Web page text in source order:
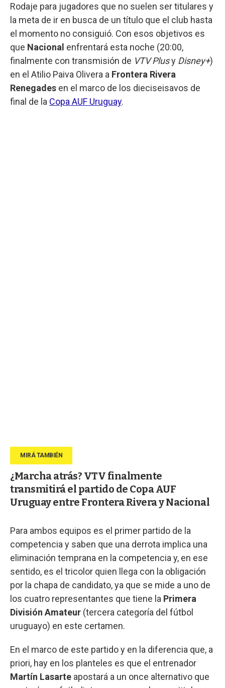
Rodaje para jugadores que no suelen ser titulares y
la meta de ir en busca de un título que el club hasta
el momento no consiguió. Con esos objetivos es
que Nacional enfrentará esta noche (20:00,
finalmente con transmisión de VTV Plusy Disney+)
en el Atilio Paiva Olivera a Frontera Rivera
Renegades en el marco de los dieciseisavos de
final de la Copa AUF Uruguay.
¿Marcha atrás? VTV finalmente
transmitirá el partido de Copa AUF
Uruguay entre Frontera Rivera y Nacional
Para ambos equipos es el primer partido de la
competencia y saben que una derrota implica una
eliminación temprana en la competencia y, en ese
sentido, es el tricolor quien llega con la obligación
por la chapa de candidato, ya que se mide a uno de
los cuatro representantes que tiene la Primera
División Amateur (tercera categoría del fútbol
uruguayo) en este certamen.
En el marco de este partido y en la diferencia que, a
priori, hay en los planteles es que el entrenador
Martín Lasarte apostará a un once alternativo que